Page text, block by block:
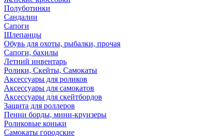
Полуботинки
Сандалии
Сапоги
Шлепанцы
Обувь для охоты, рыбалки, прочая
Сапоги, бахилы
Летний инвентарь
Ролики, Скейты, Самокаты
Аксессуары для роликов
Аксессуары для самокатов
Аксессуары для скейтбордов
Защита для роллеров
Пенни борды, мини-круизеры
Роликовые коньки
Самокаты городские